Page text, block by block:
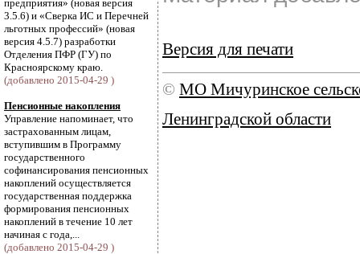
предприятия» (новая версия
3.5.6) и «Сверка ИС и Перечней
льготных профессий» (новая
версия 4.5.7) разработки
Отделения ПФР (ГУ) по
Красноярскому краю.
(добавлено 2015-04-29 )
Пенсионные накопления
Управление напоминает, что
застрахованным лицам,
вступившим в Программу
государственного
софинансирования пенсионных
накоплений осуществляется
государственная поддержка
формирования пенсионных
накоплений в течение 10 лет
начиная с года,...
(добавлено 2015-04-29 )
Версия для печати
© МО Мичуринское
Ленинградской области